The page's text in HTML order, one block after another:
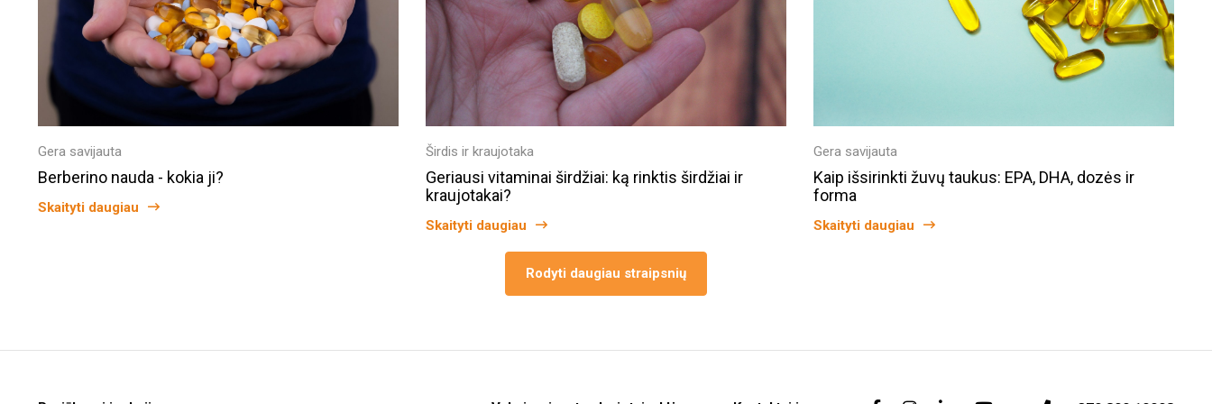
Gera savijauta
Berberino nauda - kokia ji?
Skaityti daugiau
Širdis ir kraujotaka
Geriausi vitaminai širdžiai: ką rinktis širdžiai ir
kraujotakai?
Skaityti daugiau
Gera savijauta
Kaip išsirinkti žuvų taukus: EPA, DHA, dozės ir
forma
Skaityti daugiau
Rodyti daugiau straipsnių